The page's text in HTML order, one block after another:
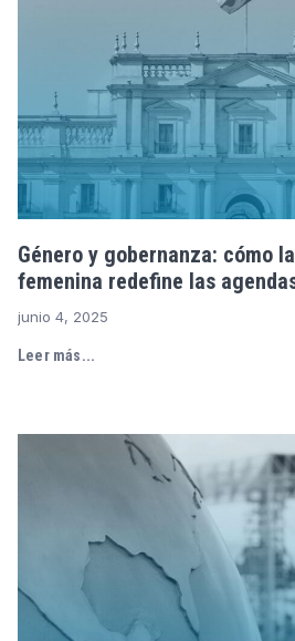
Género y gobernanza: cómo
femenina redefine las
junio 4, 2025
Leer más...